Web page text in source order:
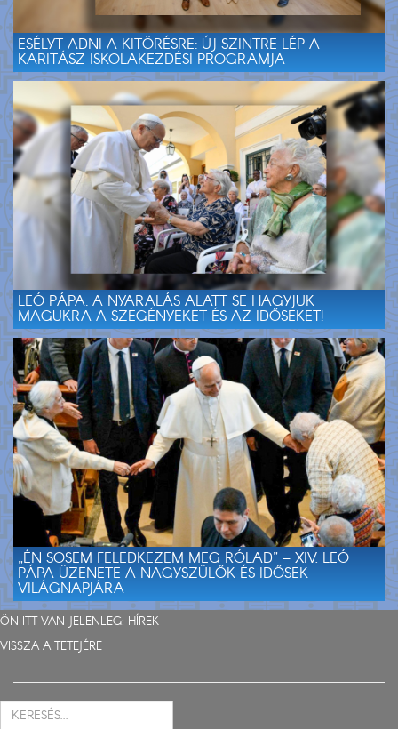
ESÉLYT ADNI A KITÖRÉSRE: ÚJ SZINTRE LÉP A
KARITÁSZ ISKOLAKEZDÉSI PROGRAMJA
LEÓ PÁPA: A NYARALÁS ALATT SE HAGYJUK
MAGUKRA A SZEGÉNYEKET ÉS AZ IDŐSEKET!
„ÉN SOSEM FELEDKEZEM MEG RÓLAD” – XIV. LEÓ
PÁPA ÜZENETE A NAGYSZÜLŐK ÉS IDŐSEK
VILÁGNAPJÁRA
ÖN ITT VAN JELENLEG: HÍREK
VISSZA A TETEJÉRE